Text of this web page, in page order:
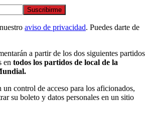
Suscribirme
aviso de privacidad. Puedes darte de
a partir de los dos siguientes partidos
en todos los partidos de local de la
un control de acceso para los aficionados,
su boleto y datos personales en un sitio